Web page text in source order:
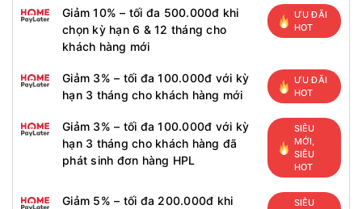
Giảm 10% – tối đa 500.000đ khi
chọn kỳ hạn 6 & 12 tháng cho
khách hàng mới
ƯU ĐÃI
HOT
Giảm 3% – tối đa 100.000đ với kỳ
hạn 3 tháng cho khách hàng mới
ƯU ĐÃI
HOT
Giảm 3% – tối đa 100.000đ với kỳ
hạn 3 tháng cho khách hàng đã
phát sinh đơn hàng HPL
SIÊU
MỚI,
SIÊU
HOT
Giảm 5% – tối đa 200.000đ khi
SIÊU